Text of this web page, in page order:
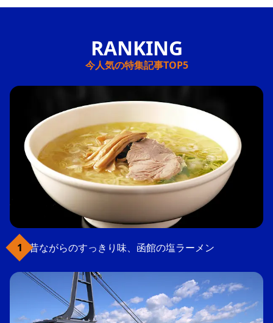
今人気の特集記事TOP5
昔ながらのすっきり味、函館の塩ラーメン